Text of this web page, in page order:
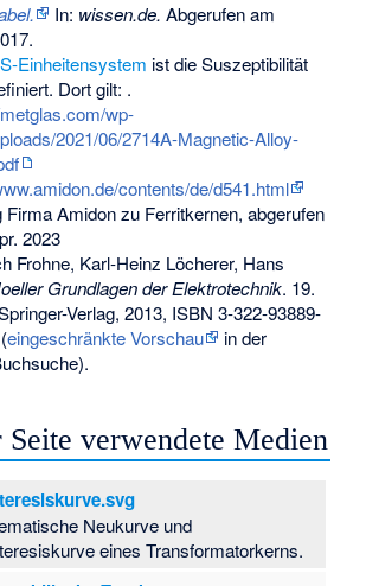
In: wissen.de. Abgerufen am
.
Einheitensystem ist die Suszeptibilität
Dort gilt: .
wp-
2021/06/2714A-Magnetic-Alloy-
contents/de/d541.html
Firma Amidon zu Ferritkernen, abgerufen
2023
Frohne, Karl-Heinz Löcherer, Hans
Grundlagen der Elektrotechnik. 19.
Verlag, 2013, ISBN 3-322-93889-
(eingeschränkte Vorschau
in der
verwendete Medien
Neukurve und
eines Transformatorkerns.